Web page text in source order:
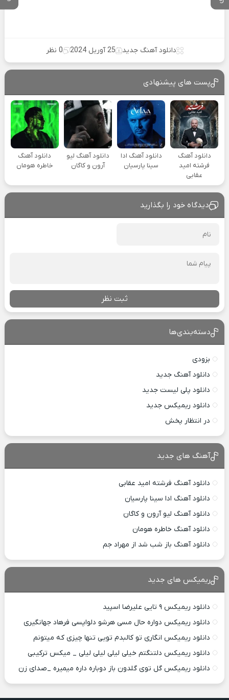
دانلود آهنگ جدید 25 آوریل 2024 0 نظر
پست های پیشنهادی
دانلود آهنگ
فرشته امید
عقابی
دانلود آهنگ ادا
سینا پارسیان
دانلود آهنگ لیو
آرون و کاگان
دانلود آهنگ
خاطره هومان
دیدگاه خود را بگذارید
ثبت نظر
دسته‌بندی‌ها
بزودی
دانلود آهنگ جدید
دانلود پلی لیست جدید
دانلود ریمیکس جدید
در انتظار پخش
آهنگ های جدید
دانلود آهنگ فرشته امید عقابی
دانلود آهنگ ادا سینا پارسیان
دانلود آهنگ لیو آرون و کاگان
دانلود آهنگ خاطره هومان
دانلود آهنگ باز شب شد از مهراد جم
ریمیکس های جدید
دانلود ریمیکس ۹ تایی علیرضا اسپید
دانلود ریمیکس دواره حال مسی هرشو دلواپسی فرهاد جهانگیری
دانلود ریمیکس انگاری تو کالبدم تویی تنها چیزی که میتونم
دانلود ریمیکس دلتنگتم خیلی لیلی لیلی لیلی _ میکس ترکیبی
دانلود ریمیکس گل توی گلدون باز دوباره داره میمیره _صدای زن